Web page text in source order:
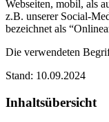
Webseiten, mobil, als
z.B. unserer Social-
bezeichnet als
Die verwendeten
Stand: 10.09.2024
Inhaltsübersicht